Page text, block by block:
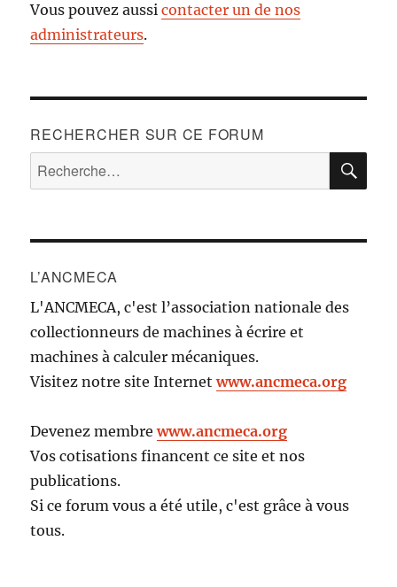
Vous pouvez aussicontacter un de nos
administrateurs.
RECHERCHER SUR CE FORUM
Recherche
pour :
L’ANCMECA
L'ANCMECA, c'est l’association nationale des
collectionneurs de machines à écrire et
machines à calculer mécaniques.
Visitez notre site Internetwww.ancmeca.org
Devenez membrewww.ancmeca.org
Vos cotisations financent ce site et nos
publications.
Si ce forum vous a été utile, c'est grâce à vous
tous.